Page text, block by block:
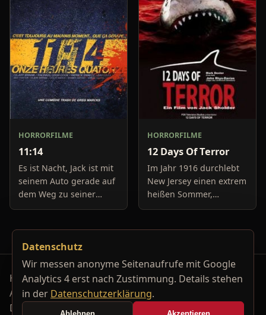
verwandelt. Nur wenige
konnten bisher einer
Infektion entge
Boulevard-Meldungen
und befassen sich
neuerdings mit Se
HORRORFILME
11:14
Es ist Nacht, Jack ist mit
seinem Auto gerade auf
dem Weg zu seiner
Freundin, um diese
Auto springt auf 11:14h,
genau in dem Moment
fäll
HORRORFILME
12 Days Of Terror
Im Jahr 1916 durchlebt
New Jersey einen extrem
heißen Sommer,
während in Europa der
Bewohner eines kleinen
unter der
Horrorfilm-Reviews, Serienkiller-Profile und Genre-
Archiv.
Datenschutzerklärung
Kontakt
Datenschutz
Wir messen anonyme Seitenaufrufe mit Google
Analytics 4 erst nach Zustimmung. Details stehen
in der Datenschutzerklärung.
Ablehnen Akzeptieren